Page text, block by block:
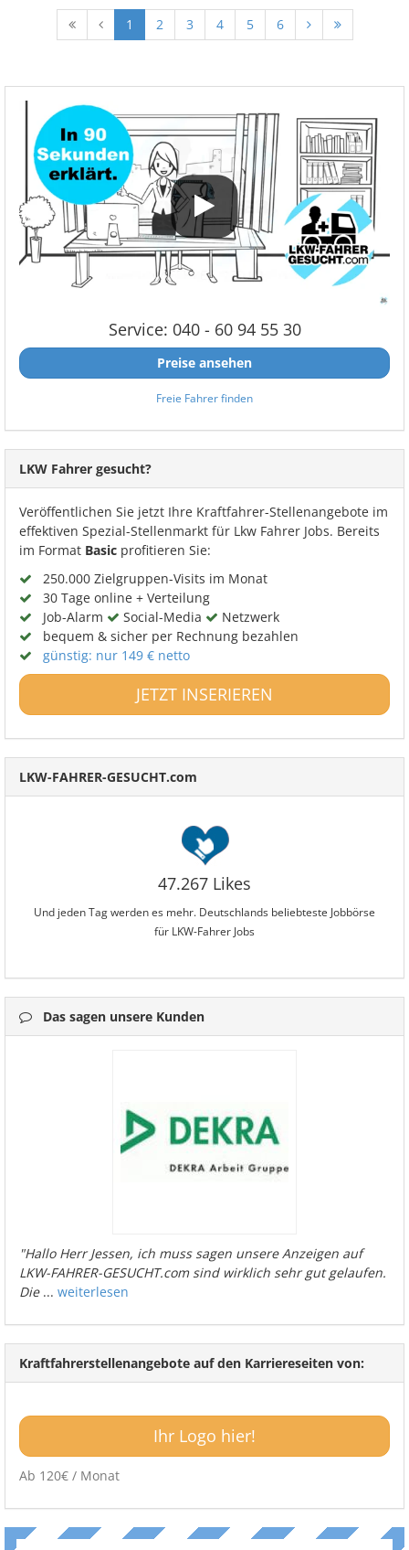
1 2 3 4 5 6
Service: 040 - 60 94 55 30
Preise ansehen
Freie Fahrer finden
LKW Fahrer gesucht?
Veröffentlichen Sie jetzt Ihre Kraftfahrer-Stellenangebote im
effektiven Spezial-Stellenmarkt für Lkw Fahrer Jobs. Bereits
im Format Basic profitieren Sie:
250.000 Zielgruppen-Visits im Monat
30 Tage online + Verteilung
Job-Alarm
Social-Media
Netzwerk
bequem & sicher per Rechnung bezahlen
günstig: nur 149 € netto
JETZT INSERIEREN
LKW-FAHRER-GESUCHT.com
47.267 Likes
Und jeden Tag werden es mehr. Deutschlands beliebteste Jobbörse
für LKW-Fahrer Jobs
Das sagen unsere Kunden
"Hallo Herr Jessen, ich muss sagen unsere Anzeigen auf
LKW-FAHRER-GESUCHT.com sind wirklich sehr gut gelaufen.
Die... weiterlesen
Kraftfahrerstellenangebote auf den Karriereseiten von:
Ihr Logo hier!
Ab 120€ / Monat